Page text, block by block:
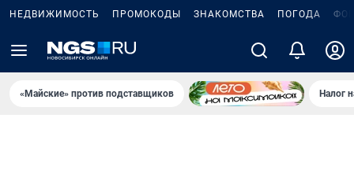
НЕДВИЖИМОСТЬ ПРОМОКОДЫ ЗНАКОМСТВА ПОГОДА
«Майские» против подставщиков Налог